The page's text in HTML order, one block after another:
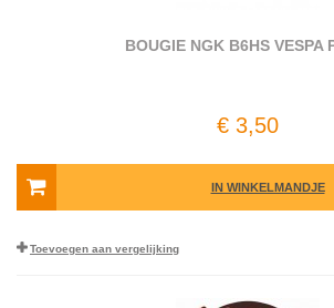
BOUGIE NGK B6HS VESPA
€ 3,50
IN WINKELMANDJE
Toevoegen aan vergelijking